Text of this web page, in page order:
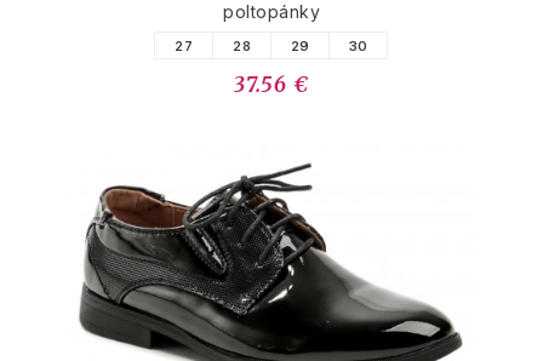
poltopánky
27 28 29 30
37.56 €